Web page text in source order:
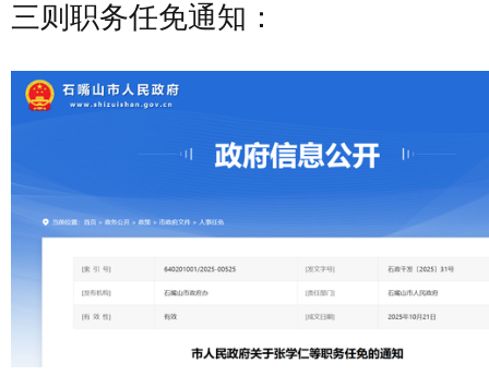
三则职务任免通知：